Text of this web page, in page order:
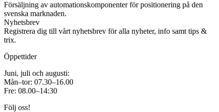
Försäljning av automationskomponenter för positionering på den
svenska marknaden.
Nyhetsbrev
Registrera dig till vårt nyhetsbrev för alla nyheter, info samt tips &
trix.
Öppettider
Juni, juli och augusti:
Mån–tor: 07.30–16.00
Fre: 08.00–14:30
Följ oss!